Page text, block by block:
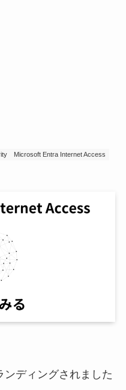
Microsoft Entra Internet Access
ディングされました